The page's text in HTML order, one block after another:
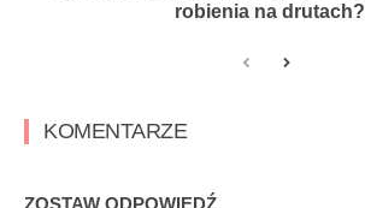
robienia na drutach?
KOMENTARZE